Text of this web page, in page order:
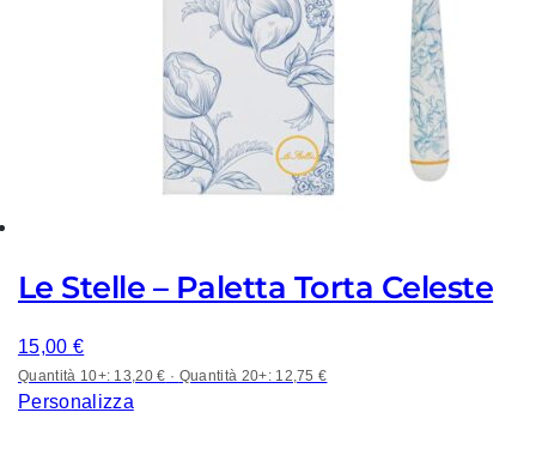
Le Stelle – Paletta Torta Celeste
15,00 €
Quantità 10+: 13,20 € · Quantità 20+: 12,75 €
Personalizza